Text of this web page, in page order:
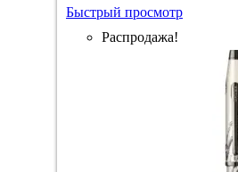
Быстрый просмотр
Распродажа!